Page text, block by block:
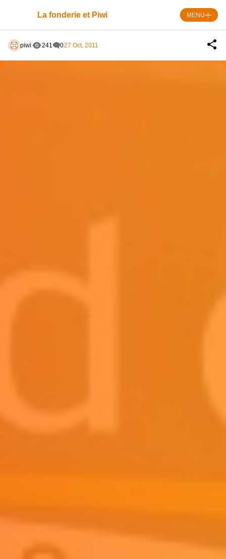
La fonderie et Piwi MENU
piwi 241 027 Oct, 2011